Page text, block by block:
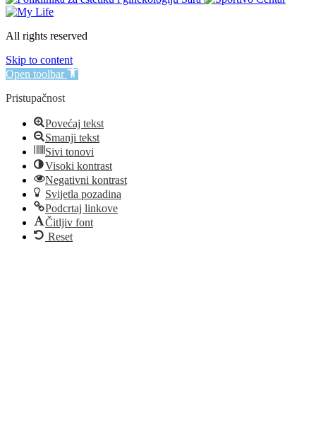
All rights reserved
Skip to content
Open toolbar
Pristupačnost
Povećaj tekst
Smanji tekst
Sivi tonovi
Visoki kontrast
Negativni kontrast
Svijetla pozadina
Podcrtaj linkove
Čitljiv font
Reset